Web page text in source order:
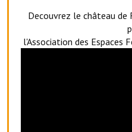
VILLE ACTIVE
Village culturel
Decouvrez le château de
l'Association des Espaces